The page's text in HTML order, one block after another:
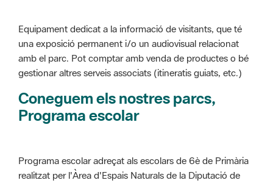
Equipament dedicat a la informació de visitants, que té
una exposició permanent i/o un audiovisual relacionat
amb el parc. Pot comptar amb venda de productes o bé
gestionar altres serveis associats (itineratis guiats, etc.)
Coneguem els nostres parcs,
Programa escolar
Programa escolar adreçat als escolars de 6è de Primària
realitzat per l'Àrea d'Espais Naturals de la Diputació de